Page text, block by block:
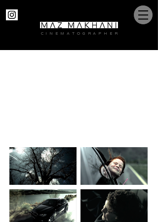
C I N E M A T O G R A P H E R